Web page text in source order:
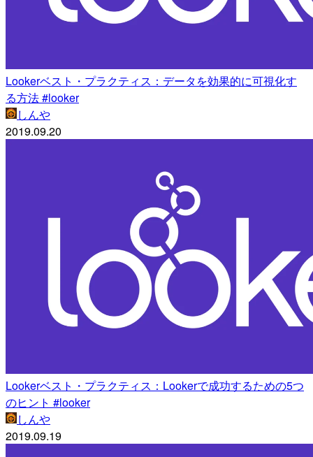
Lookerベスト・プラクティス：データを効果的に可視化す
る方法 #looker
しんや
2019.09.20
Lookerベスト・プラクティス：Lookerで成功するための5つ
のヒント #looker
しんや
2019.09.19